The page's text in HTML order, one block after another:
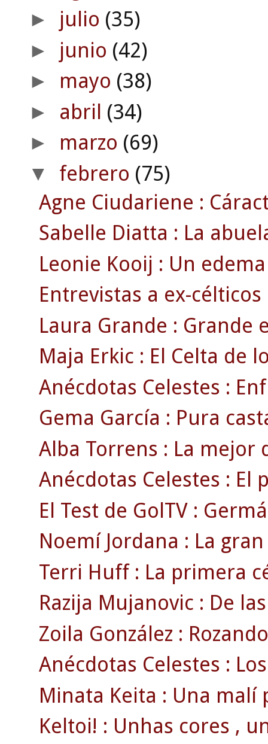
► julio (35)
► junio (42)
► mayo (38)
► abril (34)
► marzo (69)
▼ febrero (75)
Agne Ciudariene :
Sabelle Diatta : La
Leonie Kooij : Un
Entrevistas a ex-
Laura Grande : Grande
Maja Erkic : El Celta de
Anécdotas Celestes :
Gema García : Pura
Alba Torrens : La mejor
Anécdotas Celestes : El
El Test de GolTV :
Noemí Jordana : La
Terri Huff : La primera
Razija Mujanovic : De
Zoila González :
Anécdotas Celestes :
Minata Keita : Una malí
Keltoi! : Unhas cores ,